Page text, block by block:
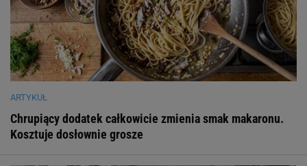
ARTYKUŁ
Chrupiący dodatek całkowicie zmienia smak makaronu.
Kosztuje dosłownie grosze